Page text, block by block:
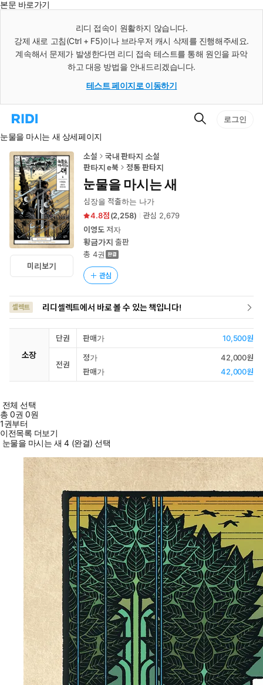
본문 바로가기
리디 접속이 원활하지 않습니다.
강제 새로 고침(Ctrl + F5)이나 브라우저 캐시 삭제를 진행해주세요.
계속해서 문제가 발생한다면 리디 접속 테스트를 통해 원인을 파악
하고 대응 방법을 안내드리겠습니다.
테스트 페이지로 이동하기
리
홈
로
이
동
검
로그인
눈물을 마시는 새 상세페이지
미리보기
소설
국내 판타지 소설
판타지 e북
정통 판타지
눈물을 마시는 새
심장을 적출하는 나가
4.8
(2,258) 관심 2,679
이영도저자
황금가지 출판
총 4권
관심
셀렉트 리디셀렉트에서 바로 볼 수 있는 책입니다!
소장
단권 판매가 10,500원
전권
정가
42,000원
판매가
42,000원
전체 선택
총0권 0원
1권부터
이전목록 더보기
눈물을 마시는 새 4 (완결) 선택